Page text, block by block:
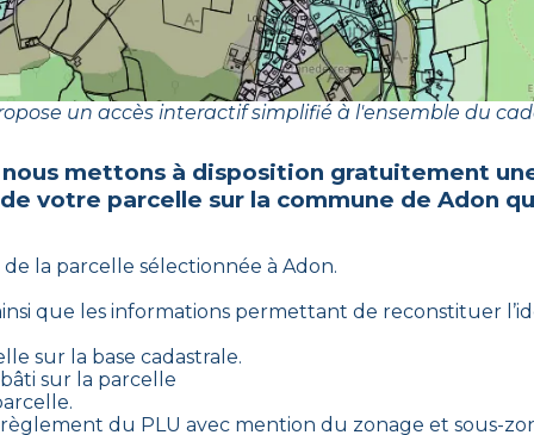
un accès interactif simplifié à l'ensemble du
mettons à disposition gratuitement
votre parcelle sur la commune de Adon
la parcelle sélectionnée à Adon.
que les informations permettant de reconstituer
sur la base cadastrale.
sur la parcelle
du PLU avec mention du zonage et sous-